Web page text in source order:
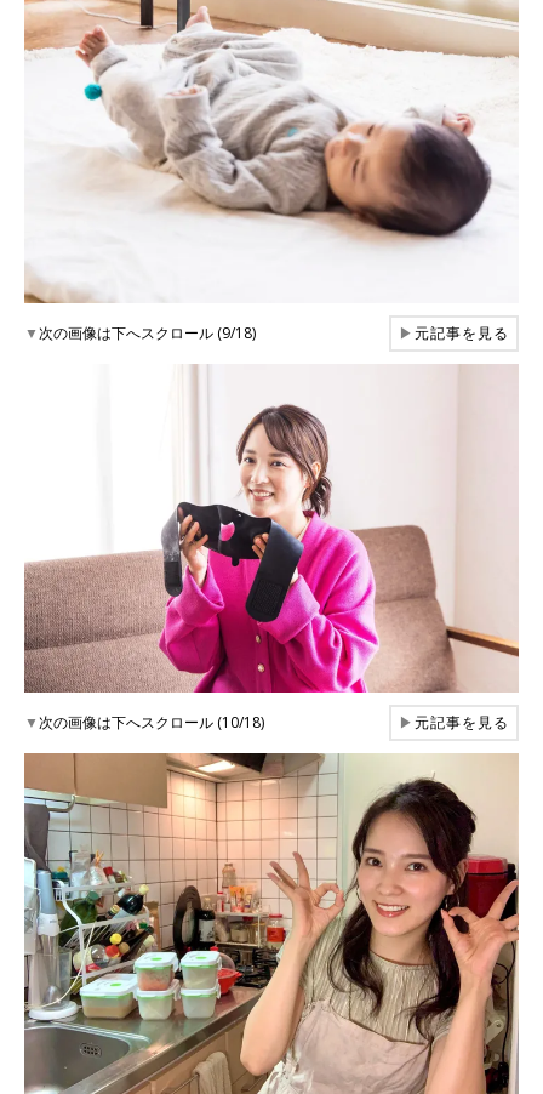
▼次の画像は下へスクロール (9/18) ▶元記事を見る
▼次の画像は下へスクロール (10/18) ▶元記事を見る